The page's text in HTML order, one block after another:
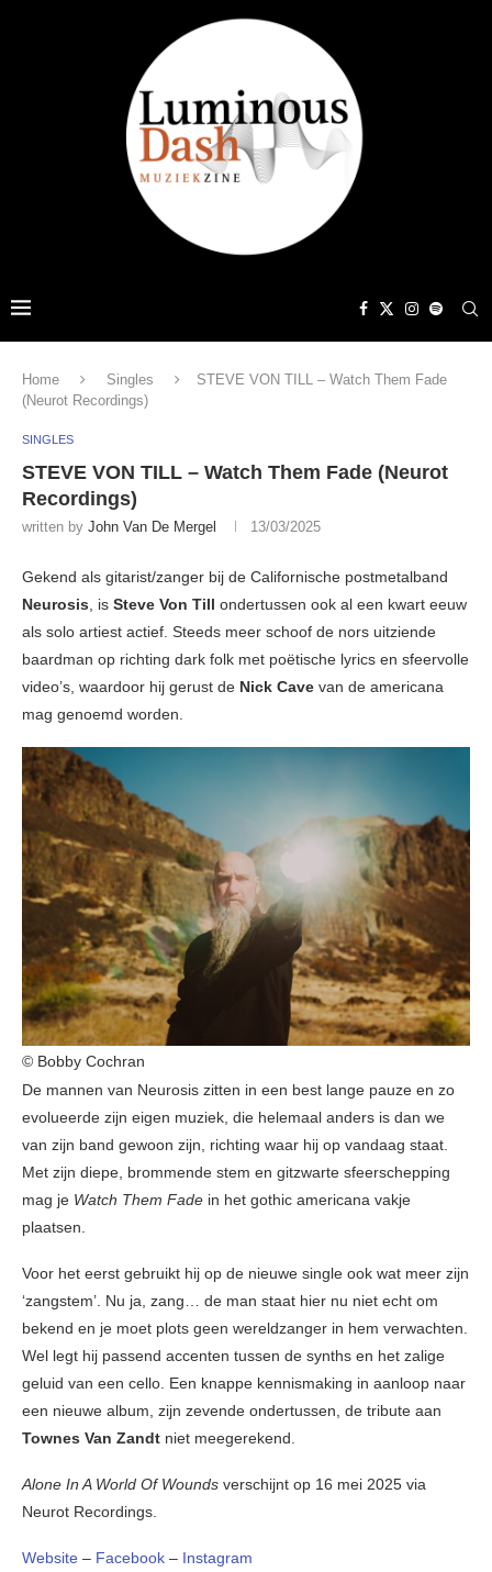
Home Singles
STEVE VON TILL – Watch Them Fade
(Neurot Recordings)
SINGLES
STEVE VON TILL – Watch Them Fade (Neurot
Recordings)
written by John Van De Mergel 13/03/2025
Gekend als gitarist/zanger bij de Californische postmetalband
Neurosis, is Steve Von Till ondertussen ook al een kwart eeuw
als solo artiest actief. Steeds meer schoof de nors uitziende
baardman op richting dark folk met poëtische lyrics en sfeervolle
video’s, waardoor hij gerust de Nick Cave van de americana
mag genoemd worden.
© Bobby Cochran
De mannen van Neurosis zitten in een best lange pauze en zo
evolueerde zijn eigen muziek, die helemaal anders is dan we
van zijn band gewoon zijn, richting waar hij op vandaag staat.
Met zijn diepe, brommende stem en gitzwarte sfeerschepping
mag je Watch Them Fade in het gothic americana vakje
plaatsen.
Voor het eerst gebruikt hij op de nieuwe single ook wat meer zijn
‘zangstem’. Nu ja, zang… de man staat hier nu niet echt om
bekend en je moet plots geen wereldzanger in hem verwachten.
Wel legt hij passend accenten tussen de synths en het zalige
geluid van een cello. Een knappe kennismaking in aanloop naar
een nieuwe album, zijn zevende ondertussen, de tribute aan
Townes Van Zandt niet meegerekend.
Alone In A World Of Wounds verschijnt op 16 mei 2025 via
Neurot Recordings.
Website – Facebook – Instagram